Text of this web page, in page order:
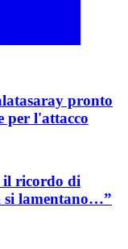
pronto
per l'attacco
il ricordo di
si lamentano…”